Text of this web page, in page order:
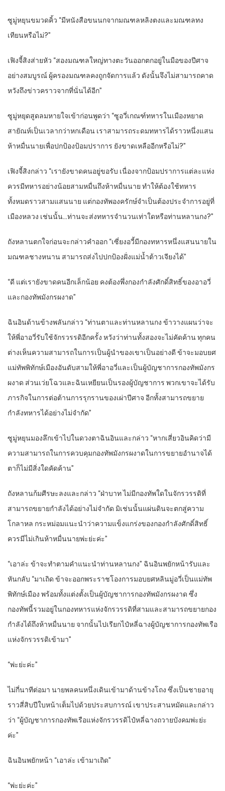
ซูมู่หยุนขมวดคิ้ว “มีหนังสือขนนกจากมณฑลหลิงตงและมณฑลทง
เทียนหรือไม่?”
เฟิงจี้สิงส่ายหัว “สองมณฑลใหญ่ทางตะวันออกตกอยู่ในมือของปีศาจ
อย่างสมบูรณ์ ผู้ครองมณฑลคงถูกจัดการแล้ว ดังนั้นจึงไม่สามารถคาด
หวังถึงข่าวคราวจากที่นั่นได้อีก”
ซูมู่หยุดสูดลมหายใจเข้าก่อนพูดว่า “ซูอวี่เกณฑ์ทหารในเมืองหยาด
สายัณห์เป็นเวลากว่าหกเดือน เราสามารถระดมทหารได้ราวหนึ่งแสน
ห้าหมื่นนายเพื่อปกป้องป้อมปราการ ยังขาดเหลืออีกหรือไม่?”
เฟิงจี้สิงกล่าว “เรายังขาดคนอยู่ขอรับ เนื่องจากป้อมปราการแต่ละแห่ง
ควรมีทหารอย่างน้อยสามหมื่นถึงห้าหมื่นนาย ทำให้ต้องใช้ทหาร
ทั้งหมดราวสามแสนนาย แต่กองทัพองครักษ์จำเป็นต้องประจำการอยู่ที่
เมืองหลวง เช่นนั้น…ท่านจะส่งทหารจำนวนเท่าใดหรือท่านหลานกง?”
ถังหลานตกใจก่อนจะกล่าวคำออก “เซี่ยงอวี้มีกองทหารหนึ่งแสนนายใน
มณฑลชางหนาน สามารถส่งไปปกป้องฝั่งแม่น้ำต้าวเจียงได้”
“ดี แต่เรายังขาดคนอีกเล็กน้อย คงต้องพึ่งกองกำลังศักดิ์สิทธิ์ของอาอวี่
และกองทัพมังกรผงาด”
ฉินอินด้านข้างพลันกล่าว “ท่านตาและท่านหลานกง ข้าวางแผนว่าจะ
ให้พี่อาอวี่รับใช้จักรวรรดิอีกครั้ง หวังว่าท่านทั้งสองจะไม่คัดค้าน ทุกคน
ต่างเห็นความสามารถในการเป็นผู้นำของเขาเป็นอย่างดี ข้าจะมอบยศ
แม่ทัพพิทักษ์เมืองอันดับสามให้พี่อาอวี่และเป็นผู้บัญชาการกองทัพมังกร
ผงาด ส่วนเว่ยโฉวและฉินเหยียนเป็นรองผู้บัญชาการ พวกเขาจะได้รับ
ภารกิจในการต่อต้านการรุกรานของเผ่าปีศาจ อีกทั้งสามารถขยาย
กำลังทหารได้อย่างไม่จำกัด”
ซูมู่หยุนมองลึกเข้าไปในดวงตาฉินอินและกล่าว “หากเสี่ยวอินคิดว่ามี
ความสามารถในการควบคุมกองทัพมังกรผงาดในการขยายอำนาจได้
ตาก็ไม่มีสิ่งใดคัดค้าน”
ถังหลานก้มศีรษะลงและกล่าว “ฝ่าบาท ไม่มีกองทัพใดในจักรวรรดิที่
สามารถขยายกำลังได้อย่างไม่จำกัด มิเช่นนั้นแผ่นดินจะตกสู่ความ
โกลาหล กระหม่อมแนะนำว่าความแข็งแกร่งของกองกำลังศักดิ์สิทธิ์
ควรมีไม่เกินห้าหมื่นนายพ่ะย่ะค่ะ”
“เอาล่ะ ข้าจะทำตามคำแนะนำท่านหลานกง” ฉินอินพยักหน้ารับและ
หันกลับ “มาเถิด ข้าจะออกพระราชโองการมอบยศหลินมู่อวี่เป็นแม่ทัพ
พิทักษ์เมือง พร้อมทั้งแต่งตั้งเป็นผู้บัญชาการกองทัพมังกรผงาด ซึ่ง
กองทัพนี้รวมอยู่ในกองทหารแห่งจักรวรรดิที่สามและสามารถขยายกอง
กำลังได้ถึงห้าหมื่นนาย จากนั้นไปเรียกไป๋หลี่ฉางผู้บัญชาการกองทัพเรือ
แห่งจักรวรรดิเข้ามา”
“พ่ะย่ะค่ะ”
ไม่กี่นาทีต่อมา นายพลคนหนึ่งเดินเข้ามาด้านข้างโถง ซึ่งเป็นชายอายุ
ราวสี่สิบปีใบหน้าเต็มไปด้วยประสบการณ์ เขาประสานหมัดและกล่าว
ว่า “ผู้บัญชาการกองทัพเรือแห่งจักรวรรดิไป๋หลี่ฉางถวายบังคมพ่ะย่ะ
ค่ะ”
ฉินอินพยักหน้า “เอาล่ะ เข้ามาเถิด”
“พ่ะย่ะค่ะ”